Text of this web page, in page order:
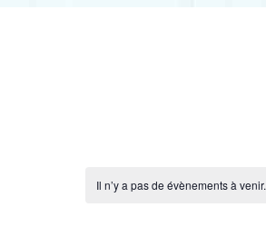
Il n’y a pas de évènements à venir.